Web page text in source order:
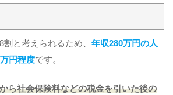
と考えられるため、 年収280万円の人
円程度です。
ら社会保険料などの税金を引いた後の